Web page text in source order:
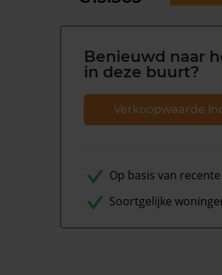
Benieuwd naar
in deze buurt?
Verkoopwaarde
Op basis van
Soortgelijke